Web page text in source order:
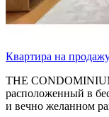
Квартира на
THE
расположенный в
и вечно желанном